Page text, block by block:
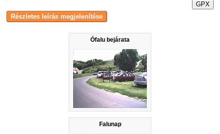
Ófalu bejárata
Falunap
GPX